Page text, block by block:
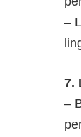
–
7.
–